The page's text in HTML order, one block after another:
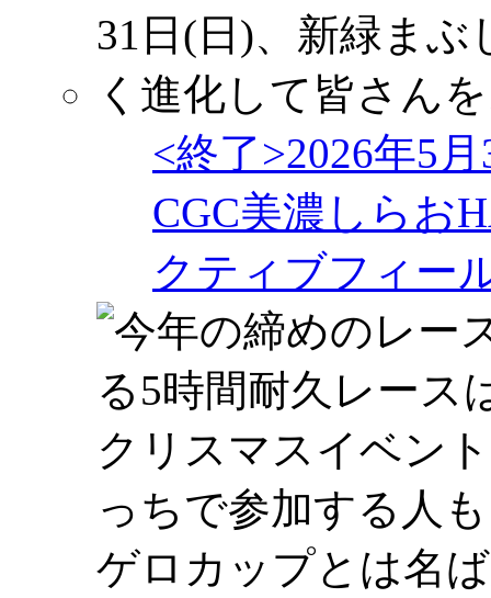
<終了>2026年5
CGC美濃しらお
クティブフィー